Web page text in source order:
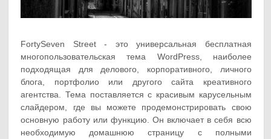
FortySeven Street - это универсальная бесплатная
многопользовательская тема WordPress, наиболее
подходящая для делового, корпоративного, личного
блога, портфолио или другого сайта креативного
агентства. Тема поставляется с красивым карусельным
слайдером, где вы можете продемонстрировать свою
основную работу или функцию. Он включает в себя всю
необходимую домашнюю страницу с полными